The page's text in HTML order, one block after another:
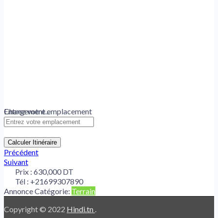
Chargement...
Entrez votre emplacement
Calculer Itinéraire
Précédent
Suivant
Prix : 630,000 DT
Tél : +21699307890
Annonce Catégorie: Terrain
Copyright © 2022 Hindi.tn .